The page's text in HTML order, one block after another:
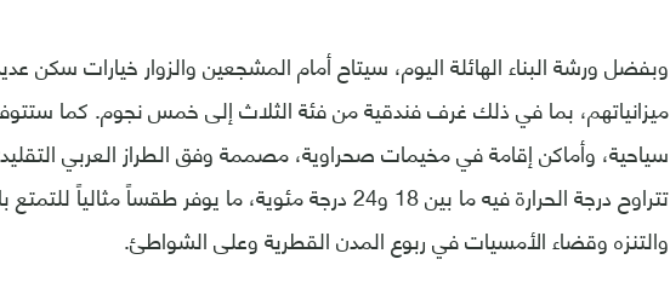
وبفضل ورشة البناء الهائلة اليوم، سيتاح أمام المشجعين والزوار خيارات سكن
ميزانياتهم، بما في ذلك غرف فندقية من فئة الثلاث إلى خمس نجوم. كما
سياحية، وأماكن إقامة في مخيمات صحراوية، مصممة وفق الطراز العربي
تتراوح درجة الحرارة فيه ما بين 18 و24 درجة مئوية، ما يوفر طقساً
والتنزه وقضاء الأمسيات في ربوع المدن القطرية وعلى الشواطئ.